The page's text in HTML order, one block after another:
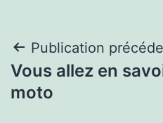
Navigation
de
Publication
Vous allez en
moto